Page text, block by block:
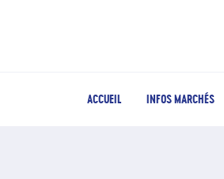
ACCUEIL INFOS MARCHÉS